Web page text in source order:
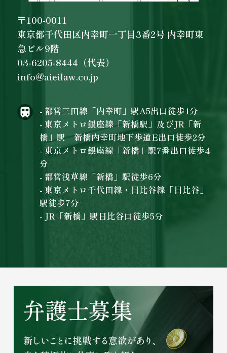
〒100-0011
東京都千代田区内幸町一丁目3番2号 内幸町東
急ビル9階
03-6205-8444（代表）
info@aieilaw.co.jp
- 都営三田線「内幸町」駅A5出口徒歩1分
- 東京メトロ銀座線「新橋駅」及びJR「新
橋」駅 新橋内幸町地下歩道E出口徒歩2分
- 東京メトロ銀座線「新橋」駅7番出口徒歩4
分
- 都営浅草線「新橋」駅徒歩6分
- 東京メトロ千代田線・日比谷線「日比谷」
駅徒歩7分
- JR「新橋」駅日比谷口徒歩5分